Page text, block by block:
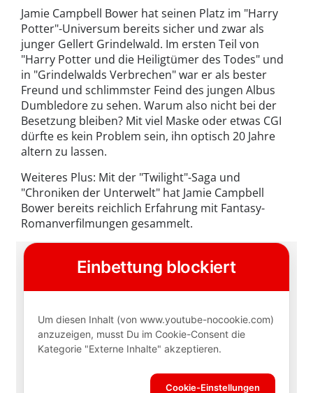
Jamie Campbell Bower hat seinen Platz im "Harry
Potter"-Universum bereits sicher und zwar als
junger Gellert Grindelwald. Im ersten Teil von
"Harry Potter und die Heiligtümer des Todes" und
in "Grindelwalds Verbrechen" war er als bester
Freund und schlimmster Feind des jungen Albus
Dumbledore zu sehen. Warum also nicht bei der
Besetzung bleiben? Mit viel Maske oder etwas CGI
dürfte es kein Problem sein, ihn optisch 20 Jahre
altern zu lassen.
Weiteres Plus: Mit der "Twilight"-Saga und
"Chroniken der Unterwelt" hat Jamie Campbell
Bower bereits reichlich Erfahrung mit Fantasy-
Romanverfilmungen gesammelt.